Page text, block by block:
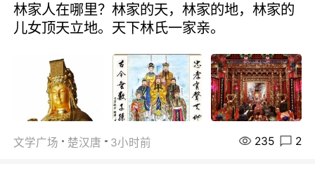
林家人在哪里？林家的天，林家的地，林家的
儿女顶天立地。天下林氏一家亲。
文学广场 楚汉唐 3小时前 235 2